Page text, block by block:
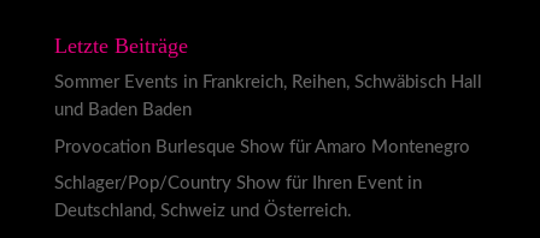
Letzte Beiträge
Sommer Events in Frankreich, Reihen, Schwäbisch Hall
und Baden Baden
Provocation Burlesque Show für Amaro Montenegro
Schlager/Pop/Country Show für Ihren Event in
Deutschland, Schweiz und Österreich.